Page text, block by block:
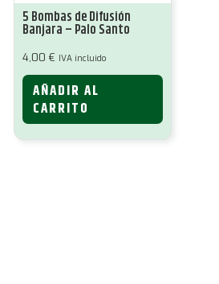
5 Bombas de Difusión
Banjara – Palo Santo
4,00 € IVA incluido
AÑADIR AL
CARRITO